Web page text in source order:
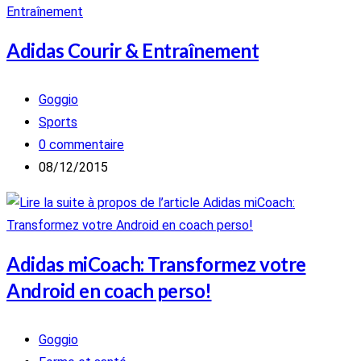
Adidas Courir & Entraînement
Auteur/autrice
de
la
publication :
Goggio
Post
category:
Sports
Commentaires
de
publication :
0 commentaire
Publication
08/12/2015
Adidas miCoach: Transformez votre
Android en coach perso!
Auteur/autrice
Goggio